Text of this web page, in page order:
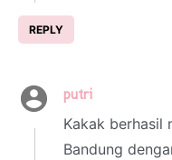
REPLY
putri
Kakak berhasil
Bandung